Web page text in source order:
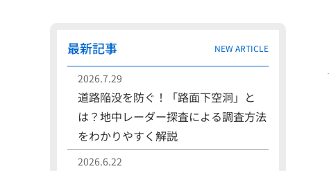
最新記事 NEW ARTICLE
2026.7.29
道路陥没を防ぐ！「路面下空洞」と
は？地中レーダー探査による調査方法
をわかりやすく解説
2026.6.22